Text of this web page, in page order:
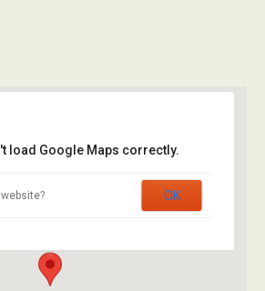
Brétignières – Cour des Meules
load Google Maps correctly.
OK